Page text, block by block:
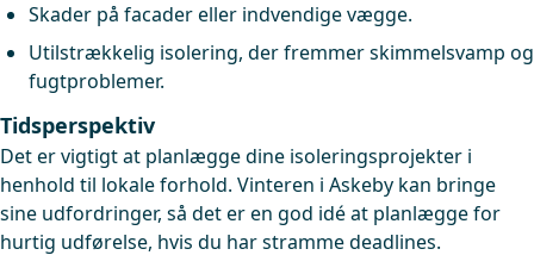
Skader på facader eller indvendige vægge.
Utilstrækkelig isolering, der fremmer skimmelsvamp og
fugtproblemer.
Tidsperspektiv
Det er vigtigt at planlægge dine isoleringsprojekter i
henhold til lokale forhold. Vinteren i Askeby kan bringe
sine udfordringer, så det er en god idé at planlægge for
hurtig udførelse, hvis du har stramme deadlines.